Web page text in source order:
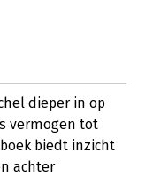
dieper in op
vermogen tot
biedt inzicht
achter